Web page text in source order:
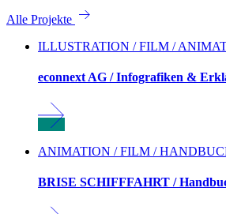
Alle Projekte
ILLUSTRATION / FILM /
econnext AG / Infografiken &
ANIMATION / FILM /
BRISE SCHIFFFAHRT /